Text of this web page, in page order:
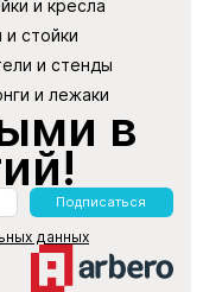
и кресла
стойки
и стенды
и лежаки
в
Подписаться
данных